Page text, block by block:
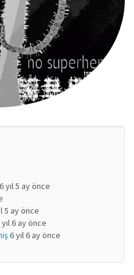
6 yıl 5 ay önce
5 ay önce
yıl 6 ay önce
6 yıl 6 ay önce